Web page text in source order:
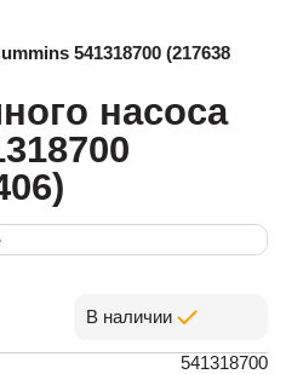
541318700 (217638
насоса
В наличии
541318700